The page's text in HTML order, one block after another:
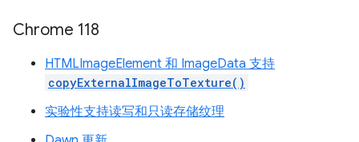
Chrome 118
HTMLImageElement 和 ImageData 支持
copyExternalImageToTexture()
实验性支持读写和只读存储纹理